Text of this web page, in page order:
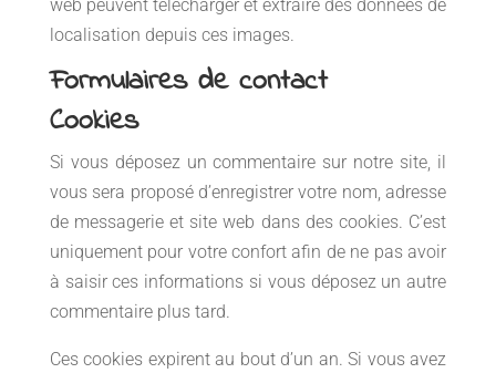
web peuvent télécharger et extraire des données de
localisation depuis ces images.
Formulaires de contact
Cookies
Si vous déposez un commentaire sur notre site, il
vous sera proposé d’enregistrer votre nom, adresse
de messagerie et site web dans des cookies. C’est
uniquement pour votre confort afin de ne pas avoir
à saisir ces informations si vous déposez un autre
commentaire plus tard.
Ces cookies expirent au bout d’un an. Si vous avez